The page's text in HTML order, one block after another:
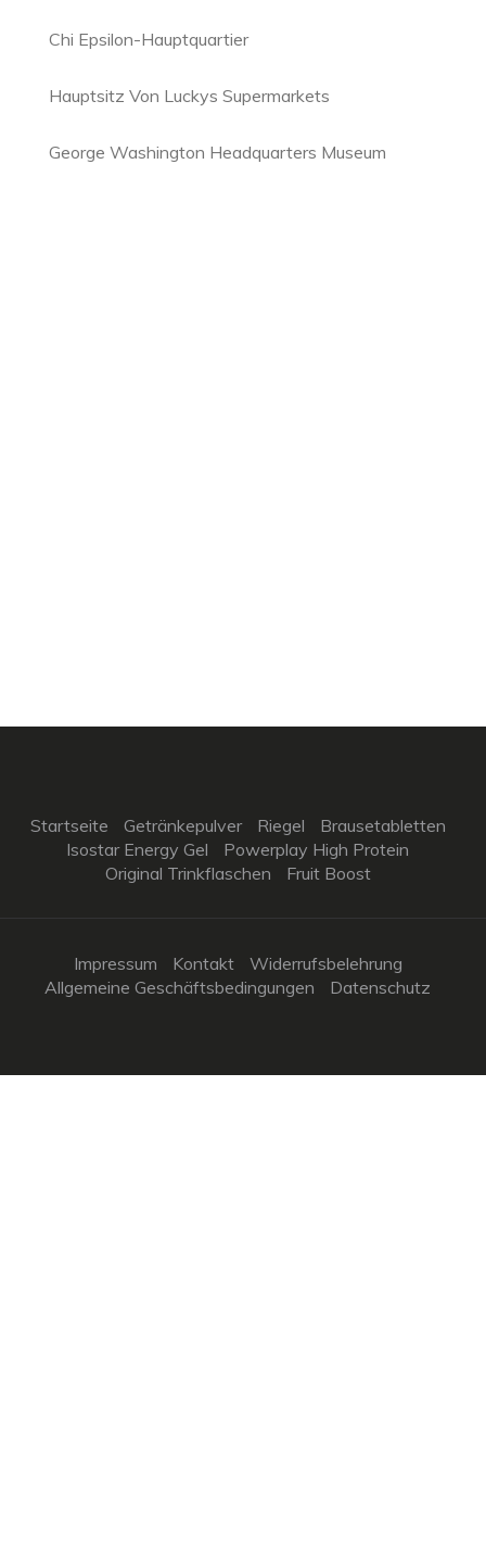
Chi Epsilon-Hauptquartier
Hauptsitz Von Luckys Supermarkets
George Washington Headquarters Museum
Startseite Getränkepulver Riegel
Brausetabletten
Isostar Energy Gel
Powerplay High Protein
Original Trinkflaschen
Fruit Boost
Impressum Kontakt
Widerrufsbelehrung
Allgemeine Geschäftsbedingungen
Datenschutz